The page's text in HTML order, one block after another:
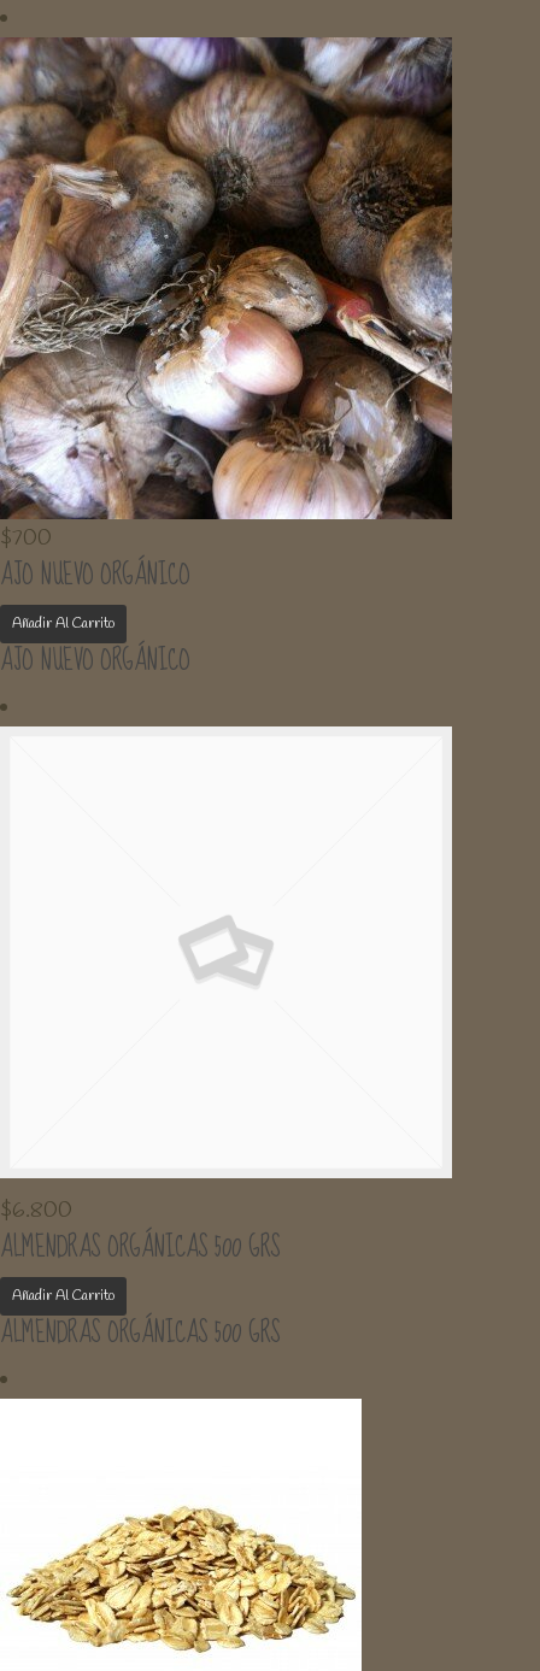
$700
AJO NUEVO ORGÁNICO
Añadir Al Carrito
AJO NUEVO ORGÁNICO
$6.800
ALMENDRAS ORGÁNICAS 500 GRS
Añadir Al Carrito
ALMENDRAS ORGÁNICAS 500 GRS